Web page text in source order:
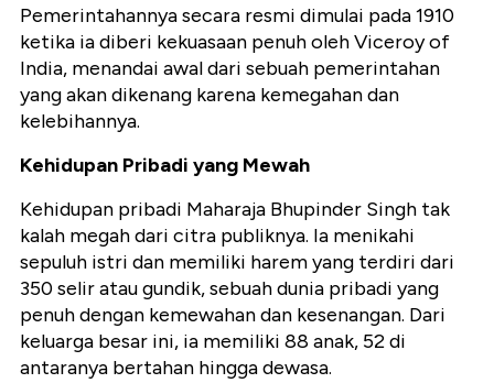
Pemerintahannya secara resmi dimulai pada 1910
ketika ia diberi kekuasaan penuh oleh Viceroy of
India, menandai awal dari sebuah pemerintahan
yang akan dikenang karena kemegahan dan
kelebihannya.
Kehidupan Pribadi yang Mewah
Kehidupan pribadi Maharaja Bhupinder Singh tak
kalah megah dari citra publiknya. Ia menikahi
sepuluh istri dan memiliki harem yang terdiri dari
350 selir atau gundik, sebuah dunia pribadi yang
penuh dengan kemewahan dan kesenangan. Dari
keluarga besar ini, ia memiliki 88 anak, 52 di
antaranya bertahan hingga dewasa.